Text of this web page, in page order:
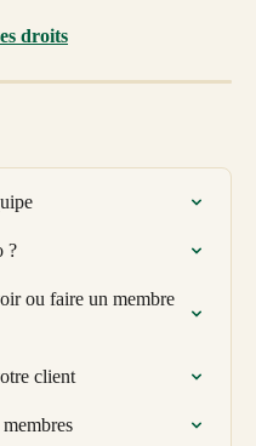
droits
?
ou faire un membre
client